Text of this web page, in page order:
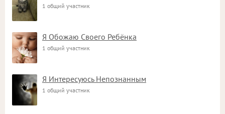
1 общий участник
Я Обожаю Своего Ребёнка
1 общий участник
Я Интересуюсь Непознанным
1 общий участник